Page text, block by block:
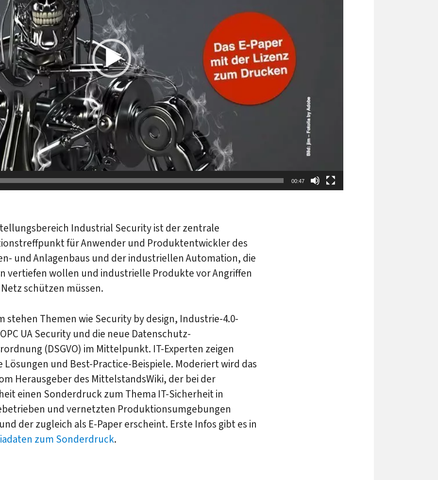
00:47
Industrial Security ist der zentrale
für Anwender und Produktentwickler des
und Anlagenbaus und der industriellen Automation, die
vertiefen wollen und industrielle Produkte vor Angriffen
schützen müssen.
stehen Themen wie Security by design, Industrie-4.0-
UA Security und die neue Datenschutz-
(DSGVO) im Mittelpunkt. IT-Experten zeigen
Lösungen und Best-Practice-Beispiele. Moderiert wird das
Herausgeber des MittelstandsWiki, der bei der
einen Sonderdruck zum Thema IT-Sicherheit in
und vernetzten Produktionsumgebungen
der zugleich als E-Paper erscheint. Erste Infos gibt es in
zum Sonderdruck.